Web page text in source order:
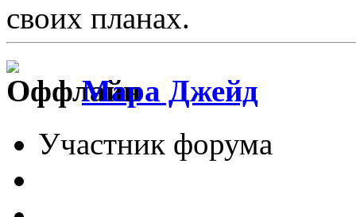
своих планах.
Мара Джейд
Участник форума